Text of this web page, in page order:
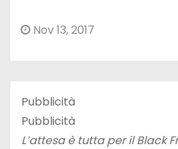
Nov 13, 2017
Pubblicità
Pubblicità
L’attesa è tutta per il Black